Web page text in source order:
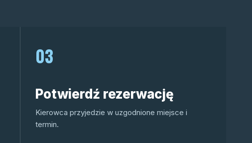
03
Potwierdź rezerwację
Kierowca przyjedzie w uzgodnione miejsce i
termin.